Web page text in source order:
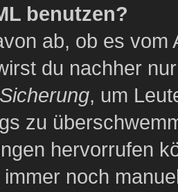
benutzen?
ab, ob es
du nachher
Sicherung, um
zu
hervorrufen
noch